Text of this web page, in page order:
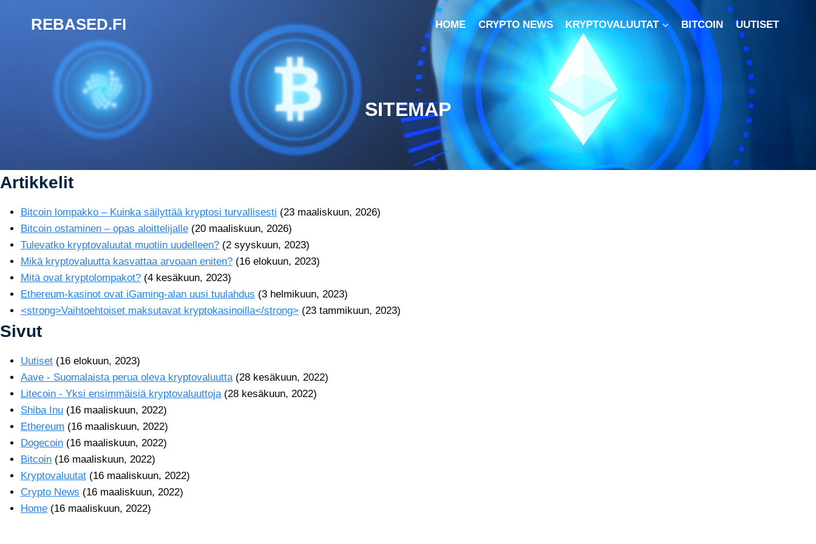
sisältöönREBASED.FI HOME CRYPTO NEWS KRYPTOVALUUTAT BITCOIN UUTISET
SITEMAP
Artikkelit
Bitcoin lompakko – Kuinka säilyttää kryptosi turvallisesti (23 maaliskuun, 2026)
Bitcoin ostaminen – opas aloittelijalle (20 maaliskuun, 2026)
Tulevatko kryptovaluutat muotiin uudelleen? (2 syyskuun, 2023)
Mikä kryptovaluutta kasvattaa arvoaan eniten? (16 elokuun, 2023)
Mitä ovat kryptolompakot? (4 kesäkuun, 2023)
Ethereum-kasinot ovat iGaming-alan uusi tuulahdus (3 helmikuun, 2023)
<strong>Vaihtoehtoiset maksutavat kryptokasinoilla</strong> (23 tammikuun, 2023)
Sivut
Uutiset (16 elokuun, 2023)
Aave - Suomalaista perua oleva kryptovaluutta (28 kesäkuun, 2022)
Litecoin - Yksi ensimmäisiä kryptovaluuttoja (28 kesäkuun, 2022)
Shiba Inu (16 maaliskuun, 2022)
Ethereum (16 maaliskuun, 2022)
Dogecoin (16 maaliskuun, 2022)
Bitcoin (16 maaliskuun, 2022)
Kryptovaluutat (16 maaliskuun, 2022)
Crypto News (16 maaliskuun, 2022)
Home (16 maaliskuun, 2022)